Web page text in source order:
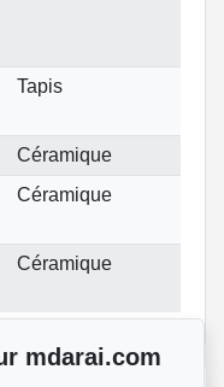
Tapis
Céramique
Céramique
Céramique
mdarai.com